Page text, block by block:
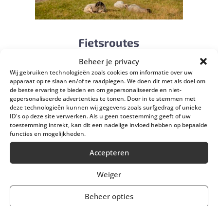
Beheer je privacy
Wij gebruiken technologieën zoals cookies om informatie over uw
apparaat op te slaan en/of te raadplegen. We doen dit met als doel om
de beste ervaring te bieden en om gepersonaliseerde en niet-
gepersonaliseerde advertenties te tonen. Door in te stemmen met
deze technologieën kunnen wij gegevens zoals surfgedrag of unieke
ID's op deze site verwerken. Als u geen toestemming geeft of uw
toestemming intrekt, kan dit een nadelige invloed hebben op bepaalde
functies en mogelijkheden.
Accepteren
Weiger
Beheer opties
Fietsroutes
De omgeving van Doldersum leent zich perfect voor
mooie fietstochten langs bossen, heide en dorpjes.
Ook hebben we eigen routes samengesteld die je
meenemen langs unieke plekken in de buurt.
Bekijk de fietsroutes